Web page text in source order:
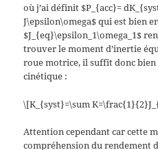
où j’ai définit $P_{acc}=
J\epsilon\omega$ qui est bien
$J_{eq}\epsilon_1\omega_1$
trouver le moment d’inertie
roue motrice, il suffit donc bien
cinétique :
\[K_{syst}=\sum
Attention cependant car cette
compréhension du rendement